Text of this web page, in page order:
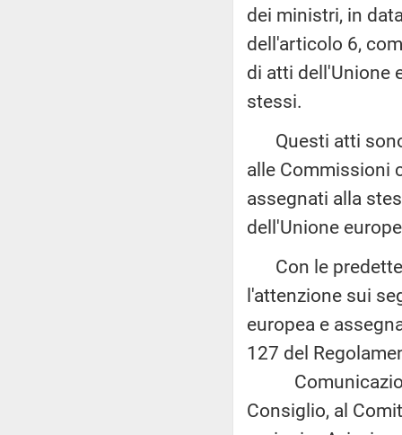
dei ministri, in
dell'articolo 6,
di atti dell'Unione
stessi.
Questi atti sono
alle Commissioni
assegnati alla
dell'Unione
Con le predette
l'attenzione sui
europea e
127 del
Consiglio, al